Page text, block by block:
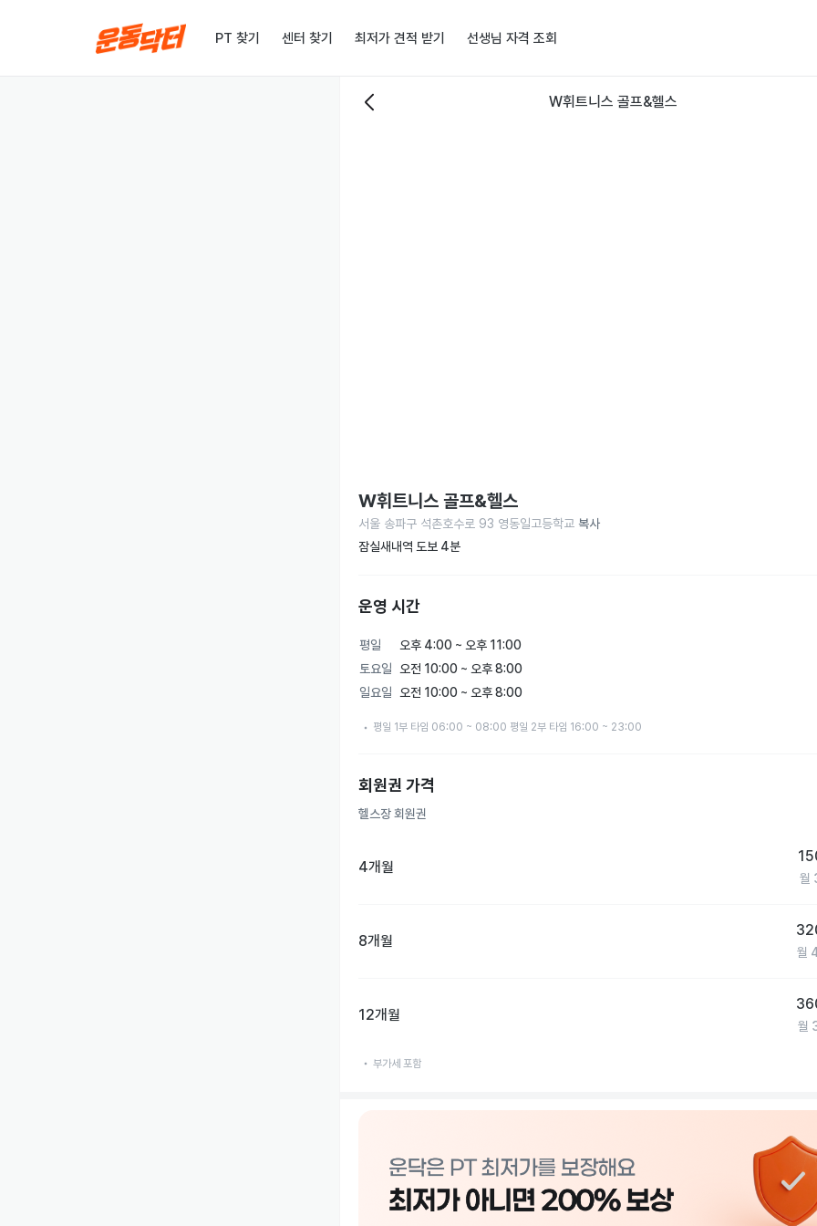
PT 찾기 센터 찾기 최저가 견적 받기 선생님 자격 조회
W휘트니스 골프&헬스
W휘트니스 골프&헬스
서울 송파구 석촌호수로 93 영동일고등학교 복사
잠실새내역 도보 4분
운영 시간
평일
오후 4:00 ~ 오후 11:00
토요일
오전 10:00 ~ 오후 8:00
일요일
오전 10:00 ~ 오후 8:00
평일 1부 타임 06:00 ~ 08:00 평일 2부 타임 16:00 ~ 23:00
회원권 가격
헬스장 회원권
4개월
월
8개월
월
12개월
월
부가세 포함